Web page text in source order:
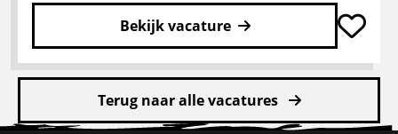
Bekijk vacature
Lees
meer
Rangeerder
Terug naar alle vacatures